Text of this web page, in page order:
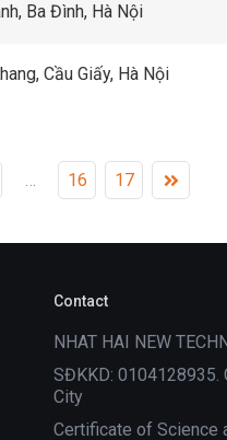
Ba Đình, Hà Nội
Cầu Giấy, Hà Nội
… 16 17
Contact
NHAT HAI NEW
SĐKKD: 0104128935.
City
Certificate of Science